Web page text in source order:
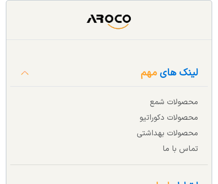
لینک هایمهم
محصولات شمع
محصولات دکوراتیو
محصولات بهداشتی
تماس با ما